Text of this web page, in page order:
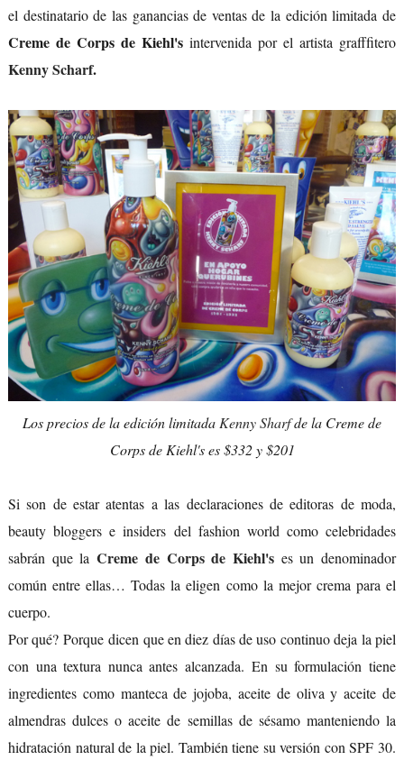
el destinatario de las ganancias de ventas de la edición limitada de
Creme de Corps de Kiehl's intervenida por el artista grafffitero
Kenny Scharf.
Los precios de la edición limitada Kenny Sharfde la Creme de
Corps de Kiehl's es $332 y $201
Si son de estar atentas a las declaraciones de editoras de moda,
beauty bloggers e insiders del fashion world como celebridades
sabrán que laCreme de Corps de Kiehl'ses un denominador
común entre ellas… Todas la eligen como la mejor crema para el
cuerpo.
Por qué? Porque dicen que en diez días de uso continuo deja la piel
con una textura nunca antes alcanzada. En su formulación tiene
ingredientes como manteca de jojoba, aceite de oliva y aceite de
almendras dulces o aceite de semillas de sésamo manteniendo la
hidratación natural de la piel. También tiene su versión con SPF 30.